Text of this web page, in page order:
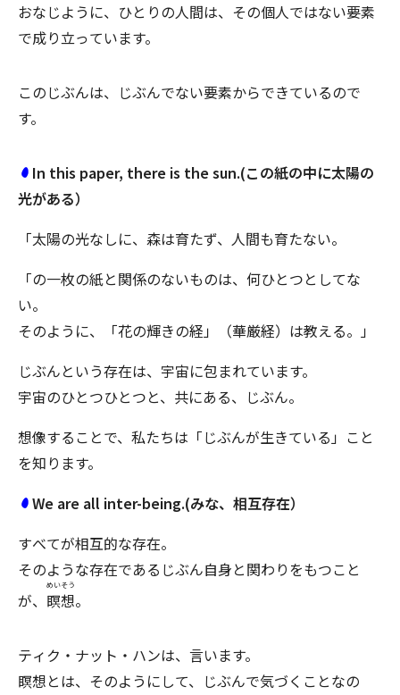
おなじように、ひとりの人間は、その個人ではない要素
で成り立っています。
このじぶんは、じぶんでない要素からできているので
す。
In this paper, there is the sun.(この紙の中に太陽の
光がある）
「太陽の光なしに、森は育たず、人間も育たない。
「の一枚の紙と関係のないものは、何ひとつとしてな
い。
そのように、「花の輝きの経」（華厳経）は教える。」
じぶんという存在は、宇宙に包まれています。
宇宙のひとつひとつと、共にある、じぶん。
想像することで、私たちは「じぶんが生きている」こと
を知ります。
We are all inter-being.(みな、相互存在）
すべてが相互的な存在。
そのような存在であるじぶん自身と関わりをもつこと
が、 瞑想
めいそう
。
ティク・ナット・ハンは、言います。
瞑想とは、そのようにして、じぶんで気づくことなの